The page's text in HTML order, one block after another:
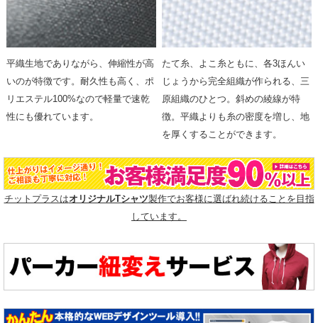
平織生地でありながら、伸縮性が高
いのが特徴です。耐久性も高く、ポ
リエステル100%なので軽量で速乾
性にも優れています。
たて糸、よこ糸ともに、各3ほんい
じょうから完全組織が作られる、三
原組織のひとつ。斜めの綾線が特
徴。平織よりも糸の密度を増し、地
を厚くすることができます。
チットプラスはオリジナルTシャツ製作でお客様に選ばれ続けることを目指
しています。